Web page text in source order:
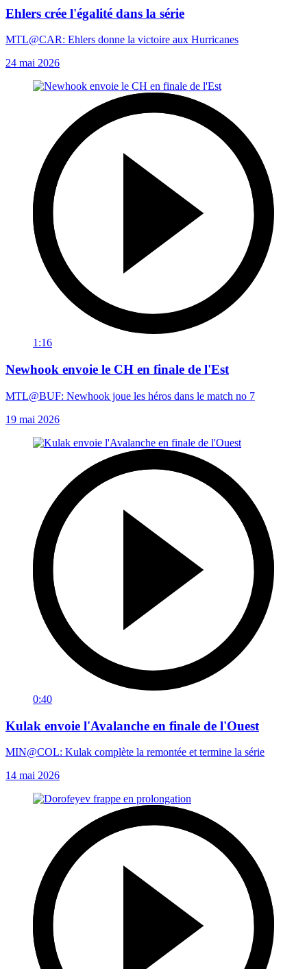
Ehlers crée l'égalité dans la série
MTL@CAR: Ehlers donne la victoire aux Hurricanes
24 mai 2026
1:16
Newhook envoie le CH en finale de l'Est
MTL@BUF: Newhook joue les héros dans le match no 7
19 mai 2026
0:40
Kulak envoie l'Avalanche en finale de l'Ouest
MIN@COL: Kulak complète la remontée et termine la série
14 mai 2026